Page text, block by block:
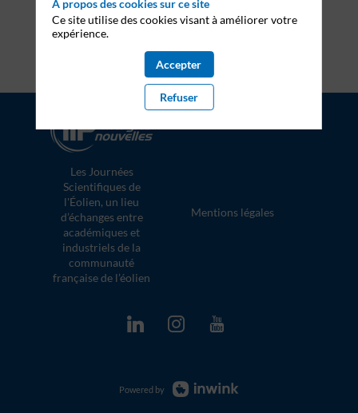
Les Journées
Scientifiques de
l'Éolien, un lieu
d’échanges entre
académiques et
industriels de la
communauté
française de l’éolien
Mentions légales
Powered by
A propos des cookies sur ce site
Ce site utilise des cookies visant à améliorer votre
expérience.
Accepter
Refuser